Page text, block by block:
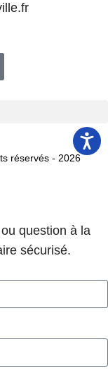
réservés - 2026
question à la
sécurisé.